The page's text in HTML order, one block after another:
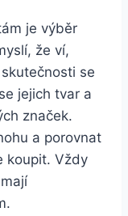
je výběr
že ‍ví,
se
jejich tvar a
značek.
a porovnat
koupit. Vždy